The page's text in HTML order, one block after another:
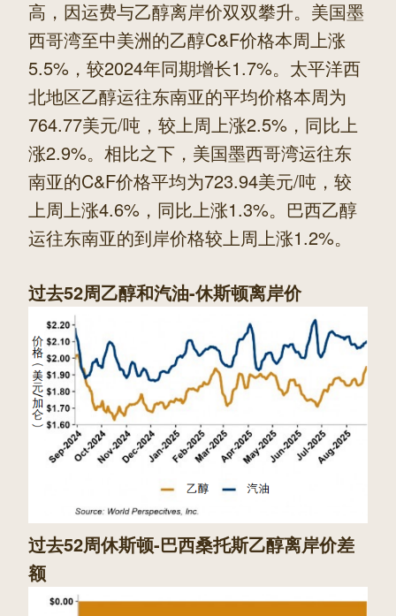
高，因运费与乙醇离岸价双双攀升。美国墨
西哥湾至中美洲的乙醇C&F价格本周上涨
5.5%，较2024年同期增长1.7%。太平洋西
北地区乙醇运往东南亚的平均价格本周为
764.77美元/吨，较上周上涨2.5%，同比上
涨2.9%。相比之下，美国墨西哥湾运往东
南亚的C&F价格平均为723.94美元/吨，较
上周上涨4.6%，同比上涨1.3%。巴西乙醇
运往东南亚的到岸价格较上周上涨1.2%。
过去52周乙醇和汽油-休斯顿离岸价
过去52周休斯顿-巴西桑托斯乙醇离岸价差
额